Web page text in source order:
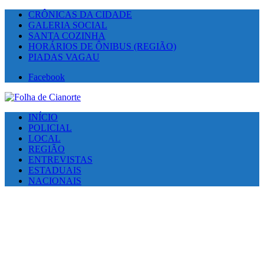
CRÔNICAS DA CIDADE
GALERIA SOCIAL
SANTA COZINHA
HORÁRIOS DE ÔNIBUS (REGIÃO)
PIADAS VAGAU
Facebook
INÍCIO
POLICIAL
LOCAL
REGIÃO
ENTREVISTAS
ESTADUAIS
NACIONAIS